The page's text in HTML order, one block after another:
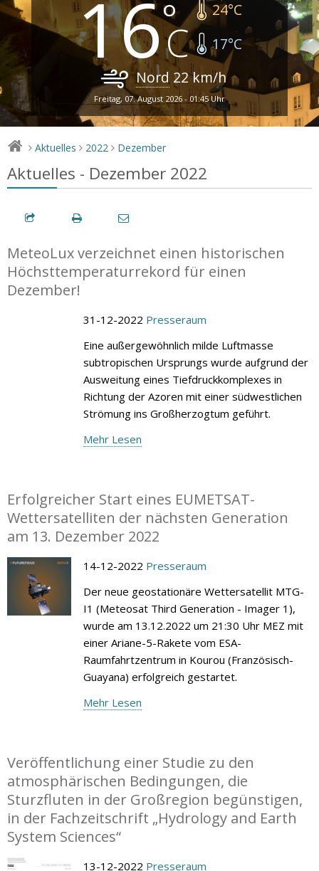
16 24°C
17°C
Nord 22km/h
Freitag, 07. August 2026 - 01:45 Uhr
> Aktuelles > 2022 > Dezember
Aktuelles - Dezember 2022
MeteoLux verzeichnet einen historischen
Höchsttemperaturrekord für einen
Dezember!
31-12-2022 Presseraum
Eine außergewöhnlich milde Luftmasse
subtropischen Ursprungs wurde aufgrund der
Ausweitung eines Tiefdruckkomplexes in
Richtung der Azoren mit einer südwestlichen
Strömung ins Großherzogtum geführt.
Mehr Lesen
Erfolgreicher Start eines EUMETSAT-
Wettersatelliten der nächsten Generation
am 13. Dezember 2022
14-12-2022 Presseraum
Der neue geostationäre Wettersatellit MTG-
I1 (Meteosat Third Generation - Imager 1),
wurde am 13.12.2022 um 21:30 Uhr MEZ mit
einer Ariane-5-Rakete vom ESA-
Raumfahrtzentrum in Kourou (Französisch-
Guayana) erfolgreich gestartet.
Mehr Lesen
Veröffentlichung einer Studie zu den
atmosphärischen Bedingungen, die
Sturzfluten in der Großregion begünstigen,
in der Fachzeitschrift „Hydrology and Earth
System Sciences“
13-12-2022 Presseraum